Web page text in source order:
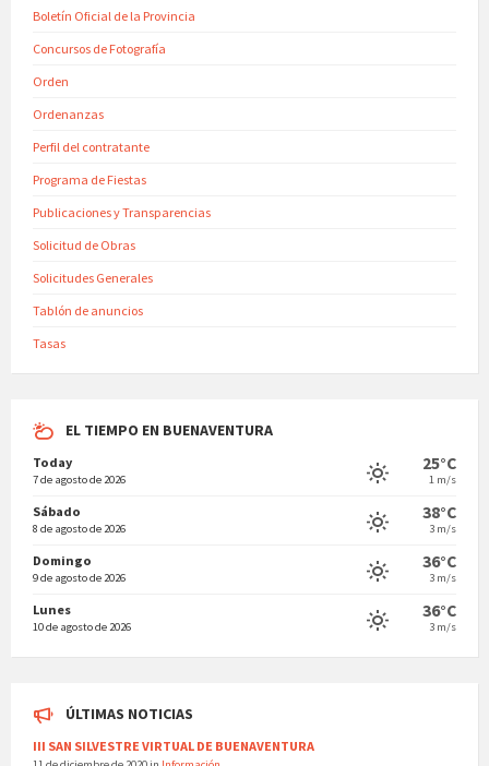
Boletín Oficial de la Provincia
Concursos de Fotografía
Orden
Ordenanzas
Perfil del contratante
Programa de Fiestas
Publicaciones y Transparencias
Solicitud de Obras
Solicitudes Generales
Tablón de anuncios
Tasas
EL TIEMPO EN BUENAVENTURA
Today
7 de agosto de 2026
25°C
1 m/s
Sábado
8 de agosto de 2026
38°C
3 m/s
Domingo
9 de agosto de 2026
36°C
3 m/s
Lunes
10 de agosto de 2026
36°C
3 m/s
ÚLTIMAS NOTICIAS
III SAN SILVESTRE VIRTUAL DE BUENAVENTURA